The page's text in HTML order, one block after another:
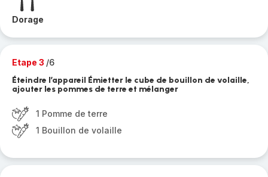
Dorage
Etape 3 /6
Éteindre l’appareil Émietter le cube de bouillon de volaille,
ajouter les pommes de terre et mélanger
1 Pomme de terre
1 Bouillon de volaille